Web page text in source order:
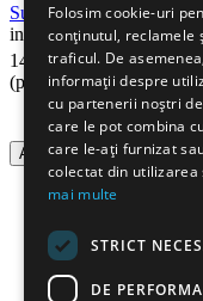
Suport accesorii birou, 4
in stoc
14
Lei 12 90 Lei
(pret cu TVA inclus)
Adauga in cos
Folosim cookie-uri
conținutul, reclamele
traficul. De
informații despre
cu partenerii noștri
care le pot combina
care le-ați furnizat
colectat din
mai multe
STRICT
DE